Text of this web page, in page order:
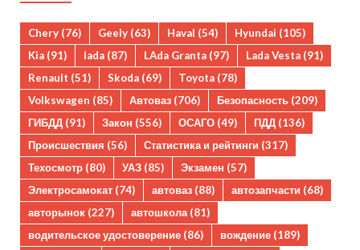
Chery (76) Geely (63) Haval (54) Hyundai (105)
Kia (91) lada (87) LAda Granta (97) Lada Vesta (91)
Renault (51) Skoda (69) Toyota (78)
Volkswagen (85) Автоваз (706) Безопасность (209)
ГИБДД (91) Закон (556) ОСАГО (49) ПДД (136)
Происшествия (56) Статистика и рейтинги (317)
Техосмотр (80) УАЗ (85) Экзамен (57)
Электросамокат (74) автоваз (88) автозапчасти (68)
авторынок (227) автошкола(81)
водительское удостоверение (86) вождение (189)